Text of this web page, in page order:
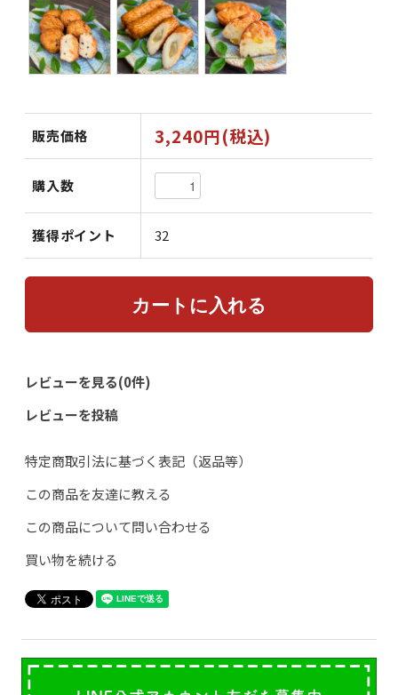
販売価格 3,240円(税込)
購入数
獲得ポイント 32
レビューを見る(0件)
レビューを投稿
特定商取引法に基づく表記（返品等）
この商品を友達に教える
この商品について問い合わせる
買い物を続ける